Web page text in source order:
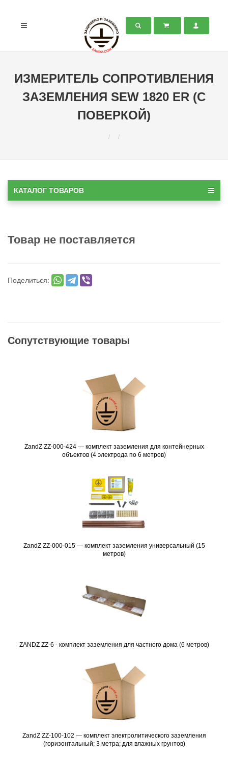
ИЗМЕРИТЕЛЬ СОПРОТИВЛЕНИЯ
ЗАЗЕМЛЕНИЯ SEW 1820 ER (С
ПОВЕРКОЙ)
КАТАЛОГ ТОВАРОВ
Товар не поставляется
Поделиться:
Сопутствующие товары
Подробнее
ZandZ ZZ-000-424 — комплект заземления для контейнерных
объектов (4 электрода по 6 метров)
Подробнее
ZandZ ZZ-000-015 — комплект заземления универсальный (15
метров)
Подробнее
ZANDZ ZZ-6 - комплект заземления для частного дома (6 метров)
Подробнее
ZandZ ZZ-100-102 — комплект электролитического заземления
(горизонтальный; 3 метра; для влажных грунтов)